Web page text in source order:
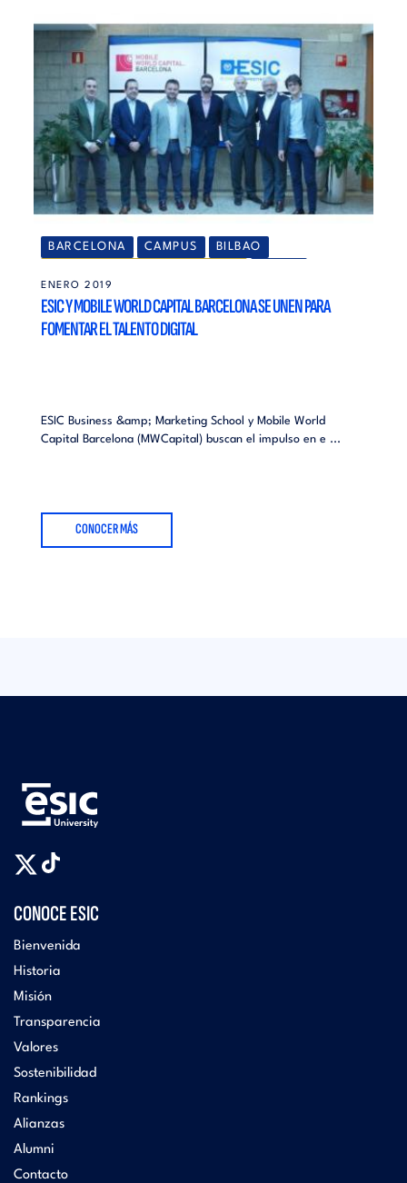
BARCELONA CAMPUS
BILBAO
GALICIA
NAVARRA
NOTICIAS ALUMNI
MÁSTERES
SEVILLA
VALENCIA
ENERO 2019
ESIC Y MOBILE WORLD CAPITAL BARCELONA SE UNEN PARA
FOMENTAR EL TALENTO DIGITAL
ESIC Business &amp; Marketing School y Mobile World
Capital Barcelona (MWCapital) buscan el impulso en e ...
CONOCER MÁS
CONOCE ESIC
Bienvenida
Historia
Misión
Transparencia
Valores
Sostenibilidad
Rankings
Alianzas
Alumni
Contacto